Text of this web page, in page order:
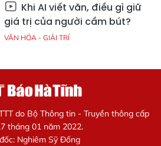
Khi AI viết văn, điều gì giữ
giá trị của người cầm bút?
VĂN HÓA - GIẢI TRÍ
do Bộ Thông tin - Truyền thông cấp
tháng 01 năm 2022.
Nghiêm Sỹ Đống